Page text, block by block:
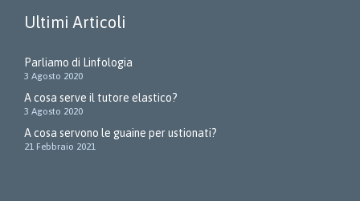
Ultimi Articoli
Parliamo di Linfologia
3 Agosto 2020
A cosa serve il tutore elastico?
3 Agosto 2020
A cosa servono le guaine per ustionati?
21 Febbraio 2021